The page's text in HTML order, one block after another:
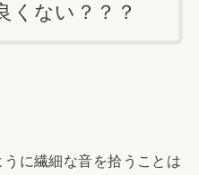
くない？？？
に繊細な音を拾うことは